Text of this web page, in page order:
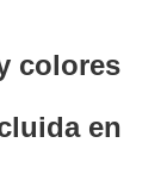
colores
en